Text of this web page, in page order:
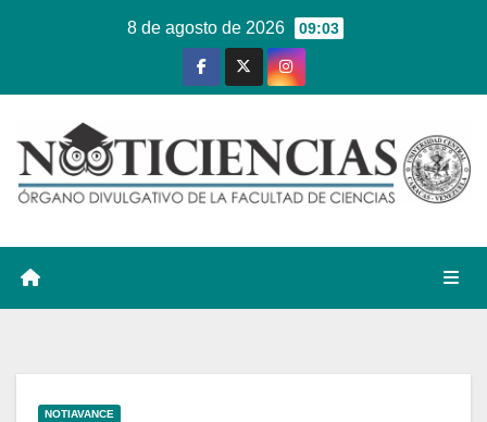
8 de agosto de 2026 09:03
NOTIAVANCE